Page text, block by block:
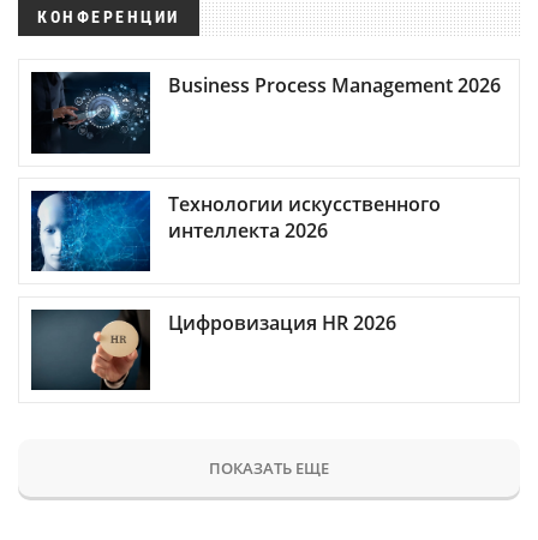
КОНФЕРЕНЦИИ
Business Process Management 2026
Технологии искусственного
интеллекта 2026
Цифровизация HR 2026
ПОКАЗАТЬ ЕЩЕ